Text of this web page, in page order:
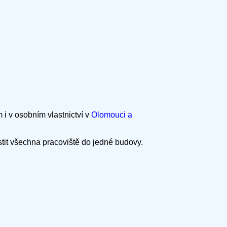
i v osobním vlastnictví v Olomouci a
všechna pracoviště do jedné budovy.